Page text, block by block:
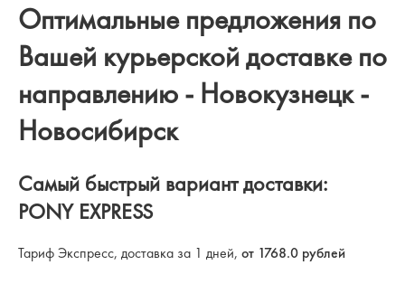
Оптимальные предложения по
Вашей курьерской доставке по
направлению - Новокузнецк-
Новосибирск
Самый быстрый вариант доставки:
PONY EXPRESS
Тариф Экспресс, доставка за 1 дней, от 1768.0 рублей